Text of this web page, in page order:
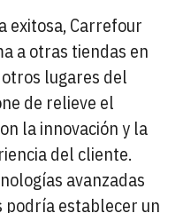
exitosa, Carrefour
a otras tiendas en
lugares del
de relieve el
la innovación y la
del cliente.
avanzadas
podría establecer un